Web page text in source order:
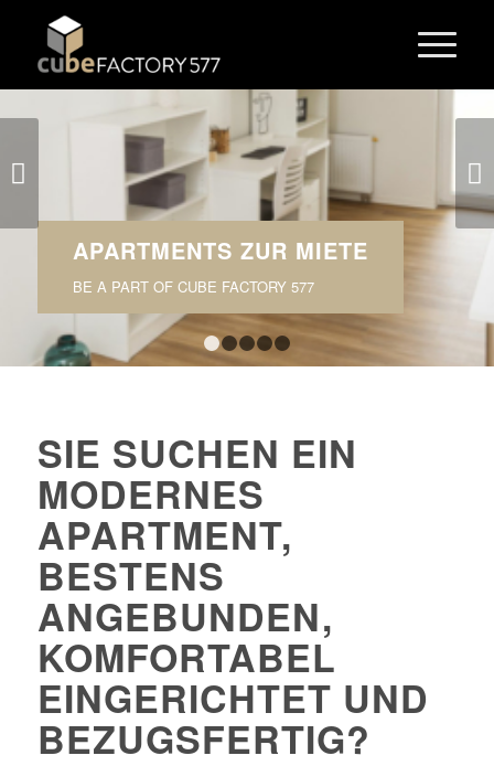
APARTMENTS ZUR MIETE
BE A PART OF CUBE FACTORY 577
Weiter
2 3
SIE SUCHEN EIN
MODERNES
APARTMENT,
BESTENS
ANGEBUNDEN,
KOMFORTABEL
EINGERICHTET UND
BEZUGSFERTIG?